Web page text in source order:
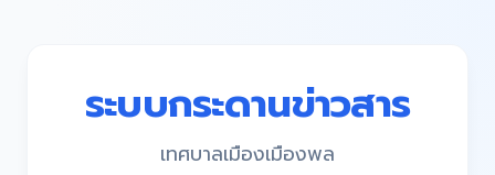
ระบบกระดานข่าวสาร
เทศบาลเมืองเมืองพล